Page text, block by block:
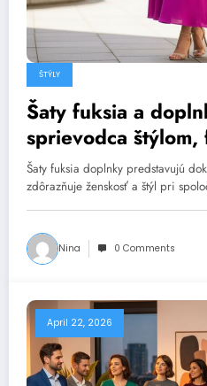
ŠTÝLY
Šaty fuksia a
sprievodca
Šaty fuksia doplnky predstavujú
zdôrazňuje ženskosť a štýl pri
Nina 0 Comments
April 22, 2026